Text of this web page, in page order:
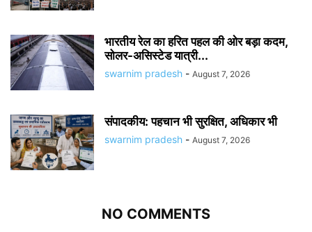
भारतीय रेल का हरित पहल की ओर बड़ा कदम,
सोलर-असिस्टेड यात्री...
swarnim pradesh - August 7, 2026
संपादकीय: पहचान भी सुरक्षित, अधिकार भी
swarnim pradesh - August 7, 2026
NO COMMENTS